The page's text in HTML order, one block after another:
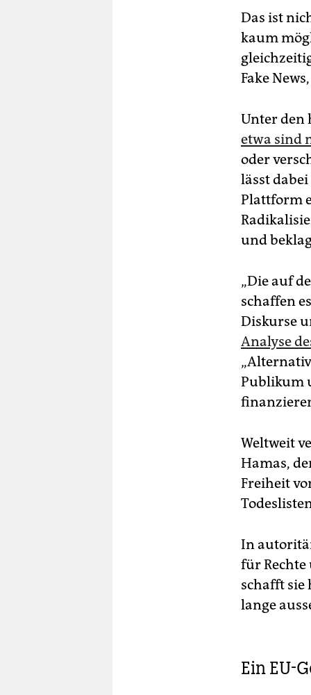
Das ist
kaum
Fake
Unter den
etwa sind
oder
lässt
Plattform
und
„Die auf
schaffen
Diskurse
Analyse
Publikum
Weltweit
Hamas,
Freiheit
In
für Rechte
schafft sie
lange
Ein EU-